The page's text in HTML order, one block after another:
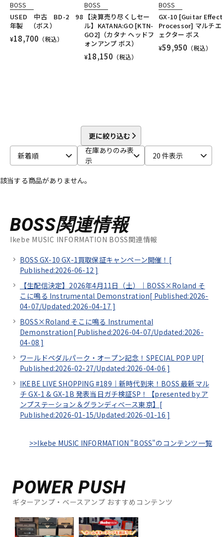
BOSS
USED 中古 BD-2 98
年製 （ボス）
¥18,700 （税込）
BOSS
【決算売り尽くしセー
ル】KATANA:GO [KTN-
GO2]（カタナ ヘッドフ
ォンアンプ ボス）
¥18,150 （税込）
BOSS
GX-10 [Guitar
Processor] マルチ
ェクター ボス
¥59,950 （税込）
更に絞り込む
新着順
在庫ありのみ表
示
20 件表示
該当する商品がありません。
BOSS関連情報
Ikebe MUSIC INFORMATION BOSS関連情報
BOSS GX-10 GX-1買取保証キャンペーン開催！[
Published:2026-06-12 ]
【生配信決定】2026年4月11日（土）｜BOSS×Roland そ
こに鳴る Instrumental Demonstration[ Published:2026-
04-07/Updated:2026-04-17 ]
BOSS×Roland そこに鳴る Instrumental
Demonstration[ Published:2026-04-07/Updated:2026-
04-08 ]
ワールドペダルパーク・オープン記念！SPECIAL POP UP[
Published:2026-02-27/Updated:2026-04-06 ]
IKEBE LIVE SHOPPING #189｜新時代到来！BOSS 最新マル
チ GX-1 & GX-1B 発表当日ガチ検証SP！【presented by ア
ンプステーション＆グランディベース東京】[
Published:2026-01-15/Updated:2026-01-16 ]
>>Ikebe MUSIC INFORMATION "BOSS"のコンテンツ一覧
POWER PUSH
ギターアンプ・ベースアンプ おすすめコンテンツ